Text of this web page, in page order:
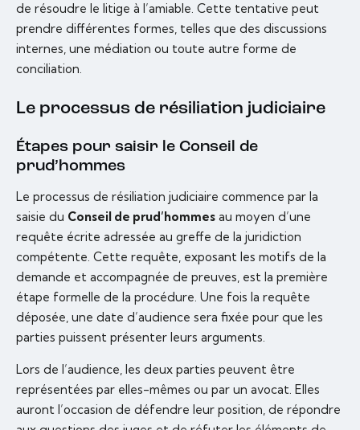
de résoudre le litige à l’amiable. Cette tentative peut
prendre différentes formes, telles que des discussions
internes, une médiation ou toute autre forme de
conciliation.
Le processus de résiliation judiciaire
Étapes pour saisir le Conseil de
prud’hommes
Le processus de résiliation judiciaire commence par la
saisie du Conseil de prud’hommes au moyen d’une
requête écrite adressée au greffe de la juridiction
compétente. Cette requête, exposant les motifs de la
demande et accompagnée de preuves, est la première
étape formelle de la procédure. Une fois la requête
déposée, une date d’audience sera fixée pour que les
parties puissent présenter leurs arguments.
Lors de l’audience, les deux parties peuvent être
représentées par elles-mêmes ou par un avocat. Elles
auront l’occasion de défendre leur position, de répondre